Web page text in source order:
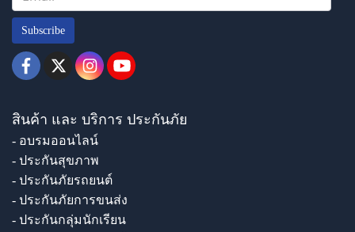
Subscribe
สินค้า และ บริการ ประกันภัย
- อบรมออนไลน์
- ประกันสุขภาพ
- ประกันภัยรถยนต์
- ประกันภัยการขนส่ง
- ประกันกลุ่มนักเรียน